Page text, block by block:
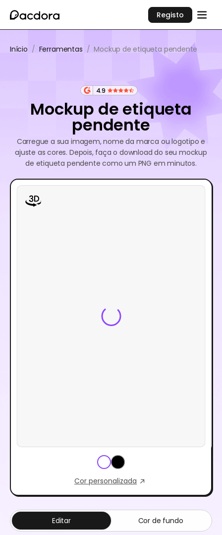
Registo
Início / Ferramentas / Mockup de etiqueta pendente
4.9
Mockup de etiqueta
pendente
Carregue a sua imagem, nome da marca ou logotipo e
ajuste as cores. Depois, faça o download do seu mockup
de etiqueta pendente como um PNG em minutos.
Cor personalizada
Editar Cor de fundo